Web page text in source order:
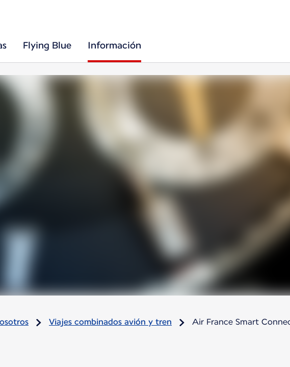
Flying Blue Información
Viajes combinados avión y tren Air France Smart